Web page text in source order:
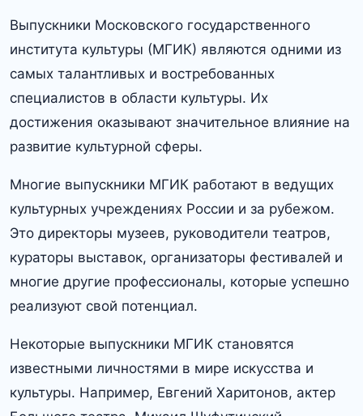
Выпускники Московского государственного
института культуры (МГИК) являются одними из
самых талантливых и востребованных
специалистов в области культуры. Их
достижения оказывают значительное влияние на
развитие культурной сферы.​
Многие выпускники МГИК работают в ведущих
культурных учреждениях России и за рубежом.​
Это директоры музеев, руководители театров,
кураторы выставок, организаторы фестивалей и
многие другие профессионалы, которые успешно
реализуют свой потенциал.
Некоторые выпускники МГИК становятся
известными личностями в мире искусства и
культуры.​ Например, Евгений Харитонов, актер